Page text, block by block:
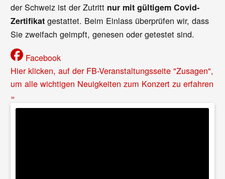
der Schweiz ist der Zutritt nur mit gültigem Covid-
Zertifikat gestattet. Beim Einlass überprüfen wir, dass
Sie zweifach geimpft, genesen oder getestet sind.
Facebook
Hier klicken, auf der FB-Veranstaltungsseite "Zusagen",
um alle wichtigen Neuigkeiten zum Konzert zu erfahren
»